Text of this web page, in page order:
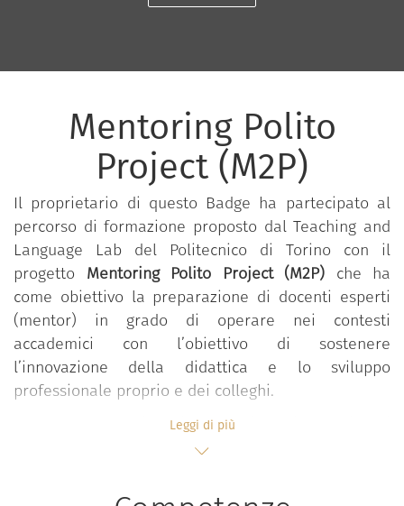
Mentoring Polito
Project (M2P)
Il proprietario di questo Badge ha partecipato al
percorso di formazione proposto dal Teaching and
Language Lab del Politecnico di Torino con il
progetto Mentoring Polito Project (M2P) che ha
come obiettivo la preparazione di docenti esperti
(mentor) in grado di operare nei contesti
accademici con l’obiettivo di sostenere
l’innovazione della didattica e lo sviluppo
professionale proprio e dei colleghi.
Il progetto punta infatti a costruire nei partecipanti
competenze volte ad accompagnare i colleghi
didattiche e professionali, operando in comunità
Leggi di più